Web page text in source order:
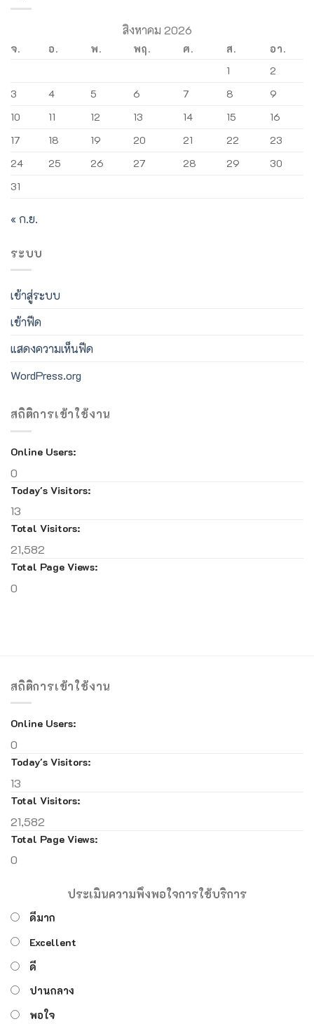
สิงหาคม 2026
จ. อ. พ. พฤ. ศ. ส.
อา.
1
2
3
4 5 6 7 8
9
10
11 12 13 14 15
16
17
18 19 20 21 22
23
24
25 26 27 28 29
30
31
« ก.ย.
ระบบ
เข้าสู่ระบบ
เข้าฟีด
แสดงความเห็นฟีด
WordPress.org
สถิติการเข้าใช้งาน
Online Users:
0
Today's Visitors:
13
Total Visitors:
21,582
Total Page Views:
0
สถิติการเข้าใช้งาน
Online Users:
0
Today's Visitors:
13
Total Visitors:
21,582
Total Page Views:
0
ประเมินความพึงพอใจการใช้บริการ
ดีมาก
Excellent
ดี
ปานกลาง
พอใจ